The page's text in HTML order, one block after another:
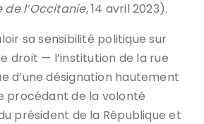
de l’Occitanie, 14 avril 2023).
sa sensibilité politique sur
droit — l’institution de la rue
d’une désignation hautement
procédant de la volonté
président de la République et